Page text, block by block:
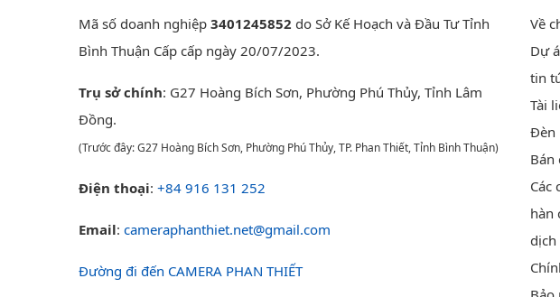
Mã số doanh nghiệp 3401245852 do Sở Kế Hoạch và Đầu Tư Tỉnh
Bình Thuận Cấp cấp ngày 20/07/2023.
Trụ sở chính: G27 Hoàng Bích Sơn, Phường Phú Thủy, Tỉnh Lâm
Đồng.
(Trước đây: G27 Hoàng Bích Sơn, Phường Phú Thủy, TP. Phan Thiết, Tỉnh Bình Thuận)
Điện thoại: +84 916 131 252
Email: cameraphanthiet.net@gmail.com
Đường đi đến CAMERA PHAN THIẾT
Về
Dự
tin
Tài
Đèn
Bán
Các
hàn
dịch